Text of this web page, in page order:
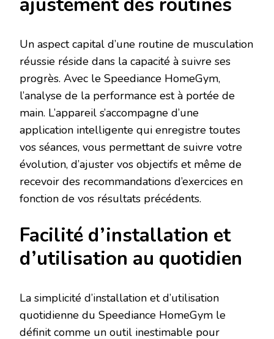
Un aspect capital d’une routine de musculation
réussie réside dans la capacité à suivre ses
progrès. Avec le Speediance HomeGym,
l’analyse de la performance est à portée de
main. L’appareil s’accompagne d’une
application intelligente qui enregistre toutes
vos séances, vous permettant de suivre votre
évolution, d’ajuster vos objectifs et même de
recevoir des recommandations d’exercices en
fonction de vos résultats précédents.
Facilité d’installation et
d’utilisation au quotidien
La simplicité d’installation et d’utilisation
quotidienne du Speediance HomeGym le
définit comme un outil inestimable pour